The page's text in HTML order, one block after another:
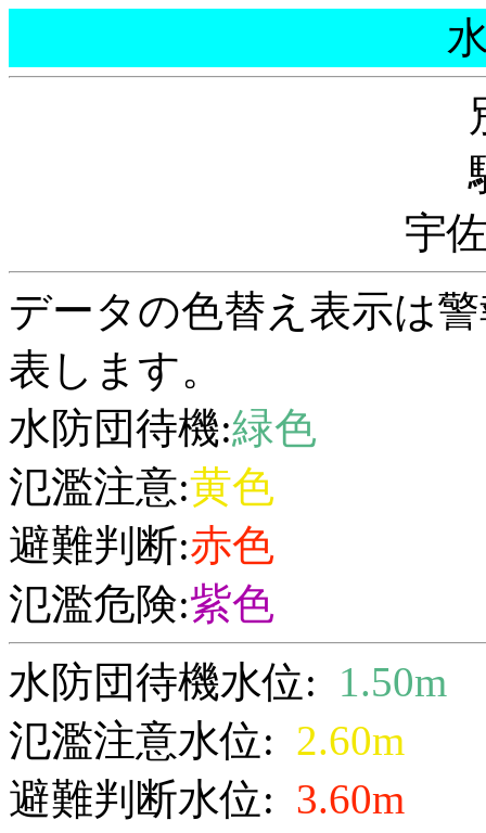
宇
データの色替え表示は
表します。
水防団待機:緑色
氾濫注意:黄色
避難判断:赤色
氾濫危険:紫色
水防団待機水位: 1.50m
氾濫注意水位: 2.60m
避難判断水位: 3.60m